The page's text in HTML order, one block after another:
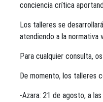
conciencia crítica
Los talleres se
atendiendo a la normativa
Para cualquier consulta,
De momento, los talleres
-Azara: 21 de agosto, a